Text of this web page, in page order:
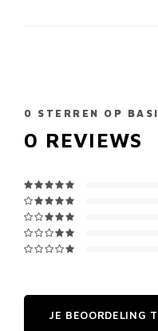
0 STERREN OP
0 REVIEWS
JE BEOORDELING